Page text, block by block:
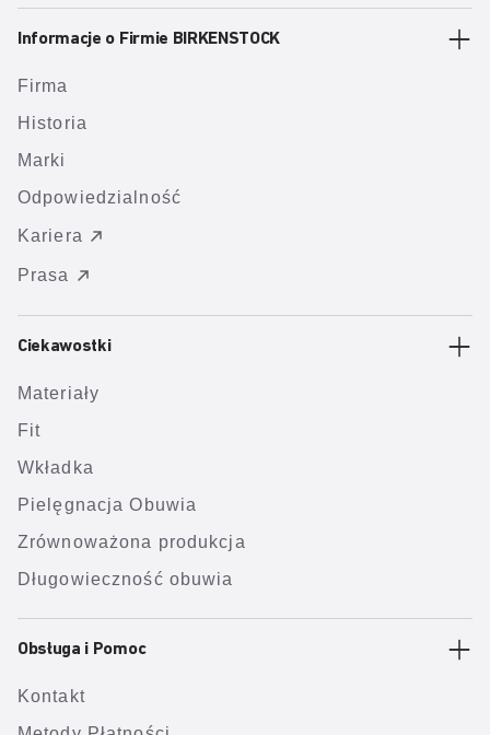
Informacje o Firmie BIRKENSTOCK
Firma
Historia
Marki
Odpowiedzialność
Kariera
Prasa
Ciekawostki
Materiały
Fit
Wkładka
Pielęgnacja Obuwia
Zrównoważona produkcja
Długowieczność obuwia
Obsługa i Pomoc
Kontakt